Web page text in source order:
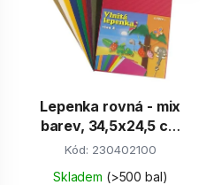
Lepenka rovná - mix
barev, 34,5x24,5 cm
(E-Welle)
Kód: 230402100
Skladem (>500 bal)